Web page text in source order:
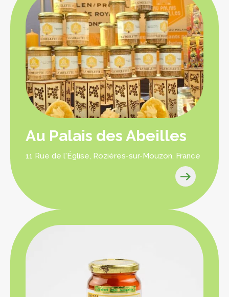
Au Palais des Abeilles
11 Rue de l'Église, Rozières-sur-Mouzon, France